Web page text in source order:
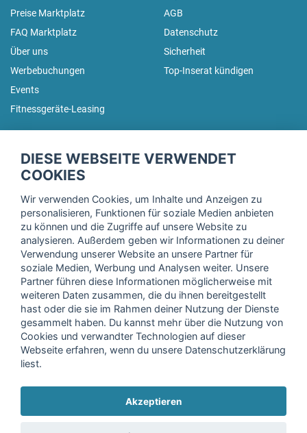
Preise Marktplatz
FAQ Marktplatz
Über uns
Werbebuchungen
Events
Fitnessgeräte-Leasing
AGB
Datenschutz
Sicherheit
Top-Inserat kündigen
Trage dich hier für unseren Newsletter ein und erhalte regelmäßig
Ich stimme der Verarbeitung meiner Daten, wie in der
Einwilligungserklärungder fitnessmarkt.de services GmbH
beschrieben, zu und bestätige, dass ich das 16. Lebensjahr
vollendet habe. Ich kann diese Einwilligung jederzeit mit
Wirkung für die Zukunft widerrufen. Weitere Informationen
finden Sie in unsererDatenschutzerklärung.
DIESE WEBSEITE VERWENDET
COOKIES
Wir verwenden Cookies, um Inhalte und Anzeigen zu
personalisieren, Funktionen für soziale Medien anbieten
zu können und die Zugriffe auf unsere Website zu
analysieren. Außerdem geben wir Informationen zu deiner
Verwendung unserer Website an unsere Partner für
soziale Medien, Werbung und Analysen weiter. Unsere
Partner führen diese Informationen möglicherweise mit
weiteren Daten zusammen, die du ihnen bereitgestellt
hast oder die sie im Rahmen deiner Nutzung der Dienste
gesammelt haben. Du kannst mehr über die Nutzung von
Cookies und verwandter Technologien auf dieser
Webseite erfahren, wenn du unsere Datenschutzerklärung
liest.
Akzeptieren